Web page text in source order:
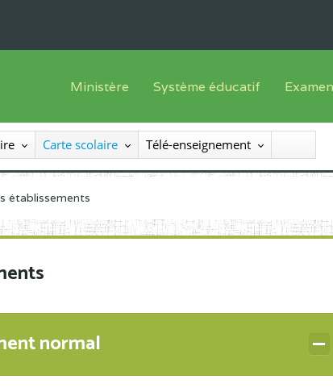
Ministère
Le Ministre
Le SEESEN
Inspection Générale des Enseignements
Organigramme
Système éducatif
Offre de formation
Progammes d'étudesListe
Carte scolaire Télé-enseignement
établissements
normal